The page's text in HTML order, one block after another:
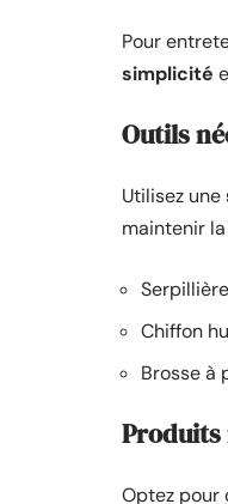
Pour
simplicité
Outils
Utilisez une
maintenir
Serpillière
Chiffon
Brosse à
Produits
Optez pour